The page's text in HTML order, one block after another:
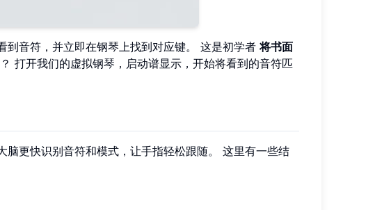
到音符，并立即在钢琴上找到对应键。 这是初学者将书面
？ 打开我们的虚拟钢琴，启动谱显示，开始将看到的音符匹
更快识别音符和模式，让手指轻松跟随。 这里有一些结